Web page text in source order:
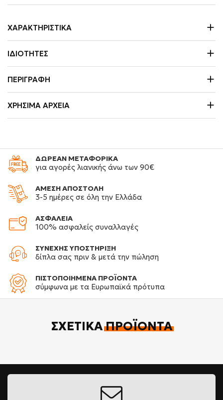
ΧΑΡΑΚΤΗΡΙΣΤΙΚΆ
ΙΔΙΌΤΗΤΕΣ
ΠΕΡΙΓΡΑΦΉ
ΧΡΉΣΙΜΑ ΑΡΧΕΊΑ
ΔΩΡΕΑΝ ΜΕΤΑΦΟΡΙΚΑ
για αγορές λιανικής άνω των 90€
ΑΜΕΣΗ ΑΠΟΣΤΟΛΗ
3-5 ημέρες σε όλη την Ελλάδα
ΑΣΦΑΛΕΙΑ
100% ασφαλείς συναλλαγές
ΣΥΝΕΧΗΣ ΥΠΟΣΤΗΡΙΞΗ
δίπλα σας πριν & μετά την πώληση
ΠΙΣΤΟΠΟΙΗΜΕΝΑ ΠΡΟΪΟΝΤΑ
σύμφωνα με τα Ευρωπαϊκά πρότυπα
ΣΧΕΤΙΚΆΠΡΟΪΌΝΤΑ